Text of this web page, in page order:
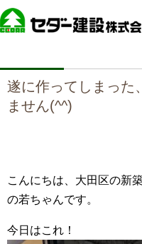
home >若ちゃんブログ>
遂に作
遂に作ってしまった
ません(^^)
こんにちは、大田区の新
の若ちゃんです。
今日はこれ！